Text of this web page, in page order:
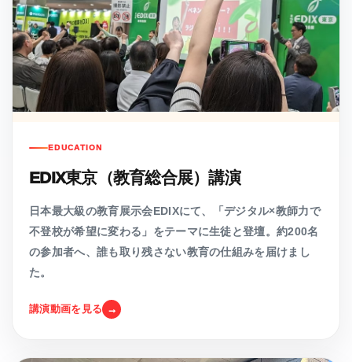
EDUCATION
EDIX東京（教育総合展）講演
日本最大級の教育展示会EDIXにて、「デジタル×教師力で
不登校が希望に変わる」をテーマに生徒と登壇。約200名
の参加者へ、誰も取り残さない教育の仕組みを届けまし
た。
講演動画を見る